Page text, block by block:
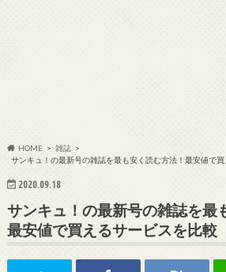
HOME
雑誌
サンキュ！の最新号の雑誌を最も安く読む方法！最安値で
2020.09.18
サンキュ！の最新号の雑誌を最
最安値で買えるサービスを比較